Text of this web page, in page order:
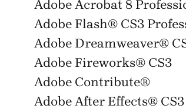
Adobe Acrobat 8
Adobe Flash® CS3
Adobe Dreamweaver®
Adobe Fireworks® CS3
Adobe Contribute®
Adobe After Effects®